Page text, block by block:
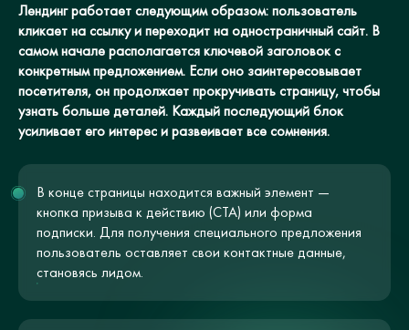
Лендинг работает следующим образом: пользователь
кликает на ссылку и переходит на одностраничный сайт. В
самом начале располагается ключевой заголовок с
конкретным предложением. Если оно заинтересовывает
посетителя, он продолжает прокручивать страницу, чтобы
узнать больше деталей. Каждый последующий блок
усиливает его интерес и развеивает все сомнения.
В конце страницы находится важный элемент —
кнопка призыва к действию (CTA) или форма
подписки. Для получения специального предложения
пользователь оставляет свои контактные данные,
становясь лидом.